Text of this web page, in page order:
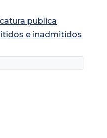
publica
e inadmitidos